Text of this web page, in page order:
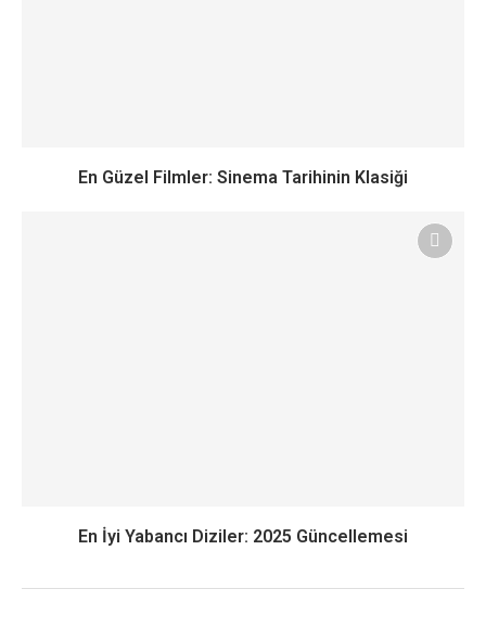
En Güzel Filmler: Sinema Tarihinin Klasiği
En İyi Yabancı Diziler: 2025 Güncellemesi